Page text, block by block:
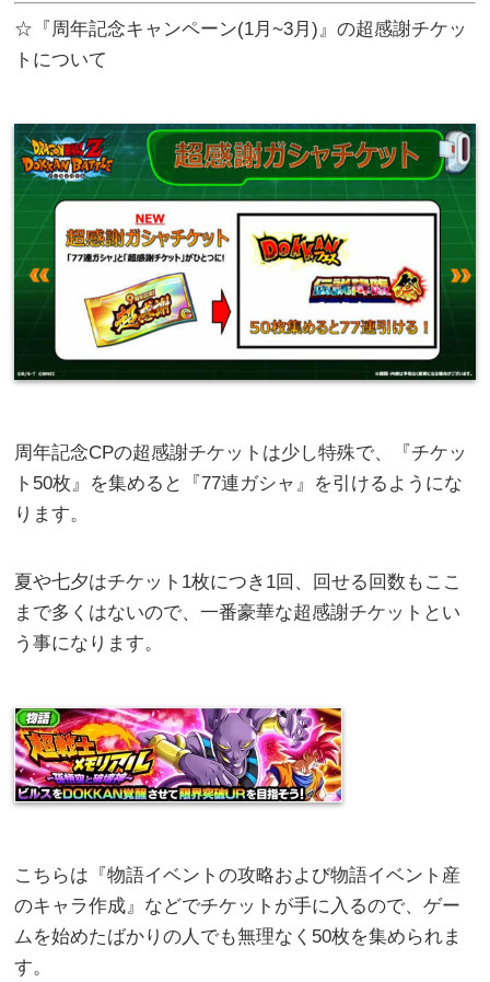
☆『周年記念キャンペーン(1月~3月)』の超感謝チケッ
トについて
周年記念CPの超感謝チケットは少し特殊で、『チケッ
ト50枚』を集めると『77連ガシャ』を引けるようにな
ります。
夏や七夕はチケット1枚につき1回、回せる回数もここ
まで多くはないので、一番豪華な超感謝チケットとい
う事になります。
こちらは『物語イベントの攻略および物語イベント産
のキャラ作成』などでチケットが手に入るので、ゲー
ムを始めたばかりの人でも無理なく50枚を集められま
す。